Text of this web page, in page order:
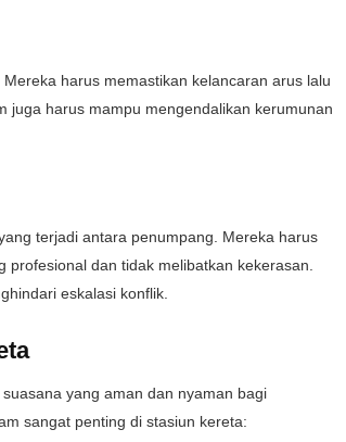
harus memastikan kelancaran arus lalu
juga harus mampu mengendalikan kerumunan
terjadi antara penumpang. Mereka harus
dan tidak melibatkan kekerasan.
eskalasi konflik.
yang aman dan nyaman bagi
sangat penting di stasiun kereta: